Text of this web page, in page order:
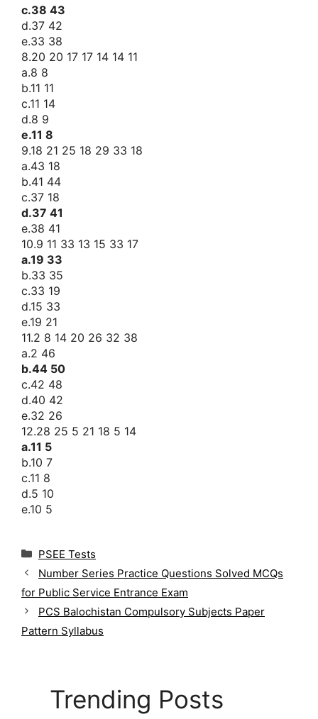
c.38 43
d.37 42
e.33 38
8.20 20 17 17 14 14 11
a.8 8
b.11 11
c.11 14
d.8 9
e.11 8
9.18 21 25 18 29 33 18
a.43 18
b.41 44
c.37 18
d.37 41
e.38 41
10.9 11 33 13 15 33 17
a.19 33
b.33 35
c.33 19
d.15 33
e.19 21
11.2 8 14 20 26 32 38
a.2 46
b.44 50
c.42 48
d.40 42
e.32 26
12.28 25 5 21 18 5 14
a.11 5
b.10 7
c.11 8
d.5 10
e.10 5
C
t
e
g
o
r
PSEE Tests
Number Series Practice Questions Solved MCQs
for Public Service Entrance Exam
PCS Balochistan Compulsory Subjects Paper
Pattern Syllabus
Trending Posts